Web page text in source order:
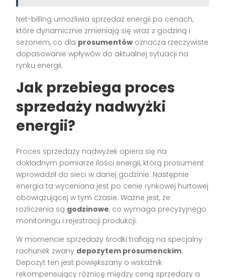
Net-billing umożliwia sprzedaż energii po cenach,
które dynamicznie zmieniają się wraz z godziną i
sezonem, co dla prosumentów oznacza rzeczywiste
dopasowanie wpływów do aktualnej sytuacji na
rynku energii.
Jak przebiega proces
sprzedaży nadwyżki
energii?
Proces sprzedaży nadwyżek opiera się na
dokładnym pomiarze ilości energii, którą prosument
wprowadził do sieci w danej godzinie. Następnie
energia ta wyceniana jest po cenie rynkowej hurtowej
obowiązującej w tym czasie. Ważne jest, że
rozliczenia są godzinowe, co wymaga precyzyjnego
monitoringu i rejestracji produkcji.
W momencie sprzedaży środki trafiają na specjalny
rachunek zwany depozytem prosumenckim.
Depozyt ten jest powiększany o wskaźnik
rekompensujący różnicę między ceną sprzedaży a